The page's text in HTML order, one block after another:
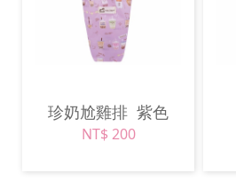
珍奶尬雞排 紫色
NT$ 200